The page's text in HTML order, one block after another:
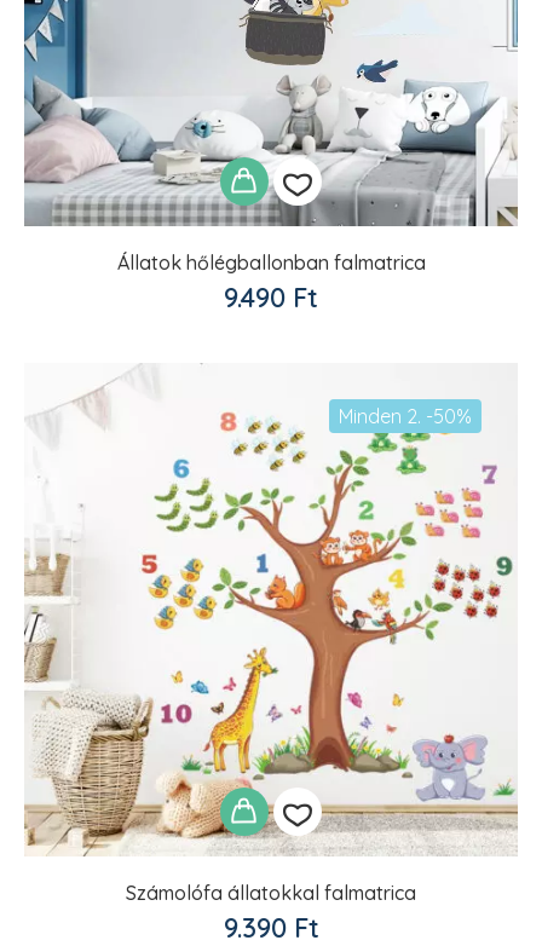
Állatok hőlégballonban falmatrica
9.490 Ft
Kedvencekhez
Számolófa állatokkal falmatrica
9.390 Ft
Minden 2. -50%
Kedvencekhez